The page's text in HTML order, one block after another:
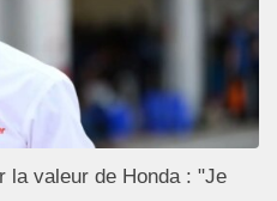
la valeur de Honda : "Je